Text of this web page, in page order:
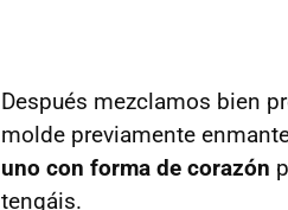
Después mezclamos bien
molde previamente
uno con forma de corazón
tengáis.